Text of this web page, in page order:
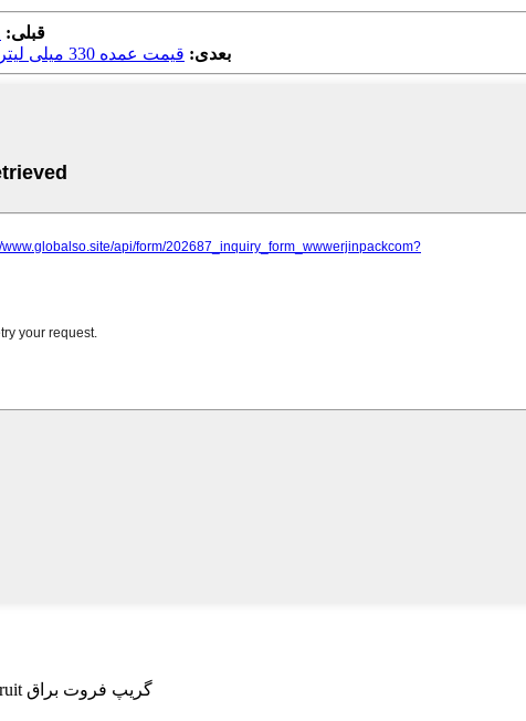
قبلی:
بعدی: قیمت عمده 330 میلی لیتر قوطی فلزی تولید کننده مواد غذایی قوطی آلومینیومی خالی